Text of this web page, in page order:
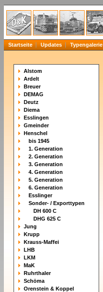
Startseite Updates Typengalerie
Alstom
Ardelt
Breuer
DEMAG
Deutz
Diema
Esslingen
Gmeinder
Henschel
bis 1945
1. Generation
2. Generation
3. Generation
4. Generation
5. Generation
6. Generation
Esslinger
Sonder- / Exporttypen
DH 600 C
DHG 625 C
Jung
Krupp
Krauss-Maffei
LHB
LKM
MaK
Ruhrthaler
Schöma
Orenstein & Koppel